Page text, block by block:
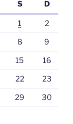
S D
1 2
8 9
15 16
22 23
29 30